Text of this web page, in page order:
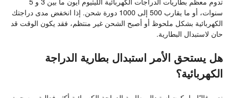
تدوم معظم بطاريات الدراجات الكهربائية الليثيوم أيون ما بين 3 و 5
سنوات، أو ما يقارب 500 إلى 1000 دورة شحن. إذا انخفض مدى دراجتك
الكهربائية بشكل ملحوظ أو أصبح الشحن غير منتظم، فقد يكون الوقت قد
حان لاستبدال البطارية.
هل يستحق الأمر استبدال بطارية الدراجة
الكهربائية؟